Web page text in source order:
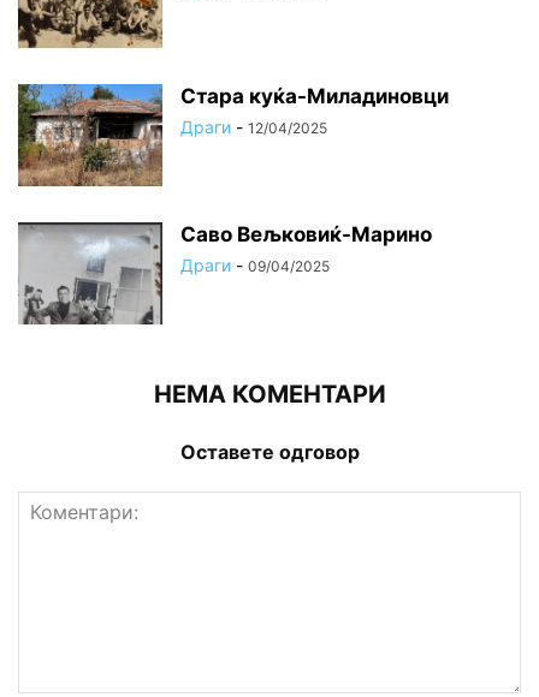
Стара куќа-Миладиновци
Драги - 12/04/2025
Саво Вељковиќ-Марино
Драги - 09/04/2025
НЕМА КОМЕНТАРИ
Оставете одговор